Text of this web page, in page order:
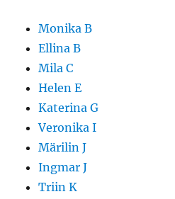
Monika B
Ellina B
Mila C
Helen E
Katerina G
Veronika I
Märilin J
Ingmar J
Triin K